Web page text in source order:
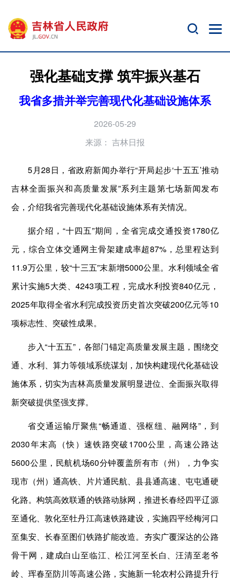
强化基础支撑 筑牢振兴基石
我省多措并举完善现代化基础设施体系
2026-05-29
来源： 吉林日报
5月28日，省政府新闻办举行“开局起步‘十五五’推动
吉林全面振兴和高质量发展”系列主题第七场新闻发布
会，介绍我省完善现代化基础设施体系有关情况。
据介绍，“十四五”期间，全省完成交通投资1780亿
元，综合立体交通网主骨架建成率超87%，总里程达到
11.9万公里，较“十三五”末新增5000公里。水利领域全省
累计实施5大类、4243项工程，完成水利投资840亿元，
2025年取得全省水利完成投资历史首次突破200亿元等10
项标志性、突破性成果。
步入“十五五”，各部门锚定高质量发展主题，围绕交
通、水利、算力等领域系统谋划，加快构建现代化基础设
施体系，切实为吉林高质量发展明显进位、全面振兴取得
新突破提供坚强支撑。
省交通运输厅聚焦“畅通道、强枢纽、融网络”，到
2030年末高（快）速铁路突破1700公里，高速公路达
5600公里，民航机场60分钟覆盖所有市（州），力争实
现市（州）通高铁、片片通民航、县县通高速、屯屯通硬
化路。构筑高效联通的铁路动脉网，推进长春经四平辽源
至通化、敦化至牡丹江高速铁路建设，实施四平经梅河口
至集安、长春至图们铁路扩能改造。夯实广覆深达的公路
骨干网，建成白山至临江、松江河至长白、汪清至老爷
岭、珲春至防川等高速公路，实施新一轮农村公路提升行